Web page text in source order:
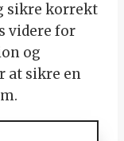
sikre korrekt
videre for
og
at sikre en